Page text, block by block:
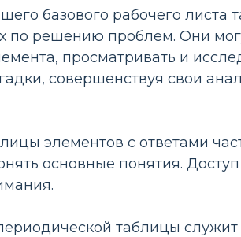
базового рабочего листа
по решению проблем. Они
просматривать и
совершенствуя свои
элементов с ответами
основные понятия. Доступ
таблицы